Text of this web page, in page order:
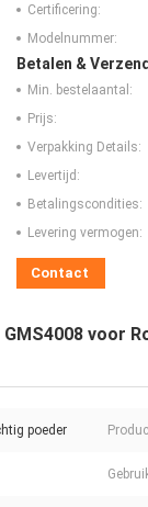
Certificering:
Modelnummer:
Betalen &
Min. bestelaantal:
Prijs:
Verpakking Details:
Levertijd:
Betalingscondities:
Levering vermogen:
Contact
voor
poeder